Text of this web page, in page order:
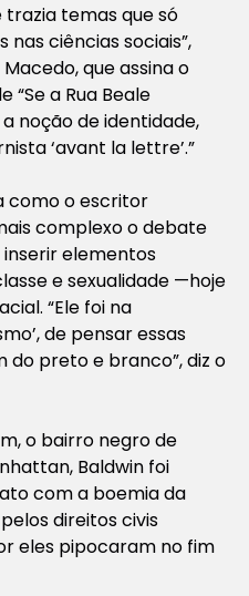
trazia temas que só
ciências sociais”,
que assina o
“Se a Rua Beale
a noção de identidade,
‘avant la lettre’.”
como o escritor
complexo o debate
elementos
e sexualidade —hoje
“Ele foi na
de pensar essas
preto e branco”, diz o
o bairro negro de
Baldwin foi
com a boemia da
direitos civis
eles pipocaram no fim